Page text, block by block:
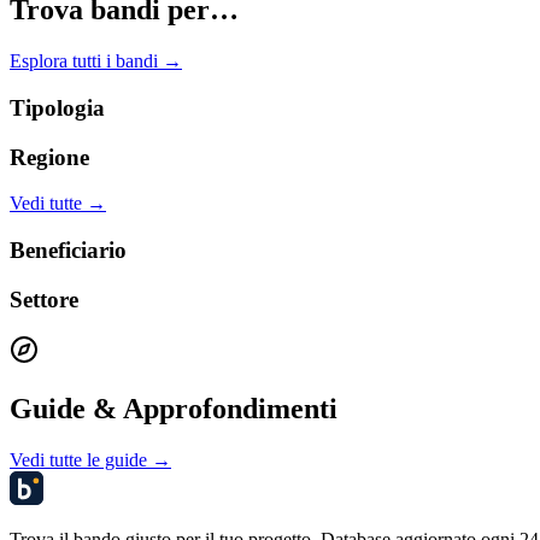
Trova bandi per…
Esplora tutti i bandi →
Tipologia
Regione
Vedi tutte →
Beneficiario
Settore
Guide & Approfondimenti
Vedi tutte le guide →